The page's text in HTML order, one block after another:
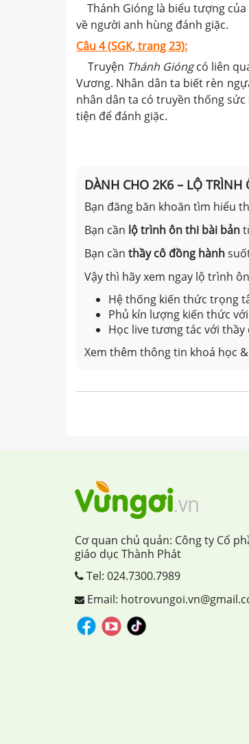
Thánh Gióng là biểu tượng
về người anh hùng đánh giặc.
Câu 4 (SGK, trang 23):
Truyện Thánh Gióngcó liên
Vương. Nhân dân ta biết rèn
nhân dân ta có truyền thống
tiện để đánh giặc.
DÀNH CHO 2K6 – LỘ
Bạn đăng băn khoăn tìm hiểu
Bạn cần lộ trình ôn thi bài bản
Bạn cần thầy cô đồng hành
Vậy thì hãy xem ngay lộ trình
Hệ thống kiến thức trọng
Phủ kín lượng kiến thức
Học live tương tác với
Xem thêm thông tin khoá học
Cơ quan chủ quản: Công ty Cổ
giáo dục Thành Phát
Tel: 024.7300.7989
Email: